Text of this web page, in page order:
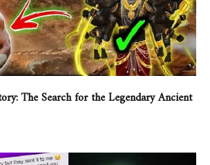
The Search for the Legendary Ancient